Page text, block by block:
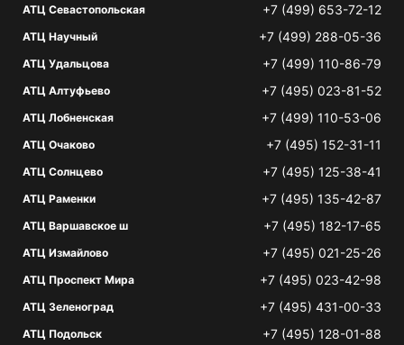
АТЦ Севастопольская +7 (499) 653-72-12
АТЦ Научный +7 (499) 288-05-36
АТЦ Удальцова +7 (499) 110-86-79
АТЦ Алтуфьево +7 (495) 023-81-52
АТЦ Лобненская +7 (499) 110-53-06
АТЦ Очаково +7 (495) 152-31-11
АТЦ Солнцево +7 (495) 125-38-41
АТЦ Раменки +7 (495) 135-42-87
АТЦ Варшавское ш +7 (495) 182-17-65
АТЦ Измайлово +7 (495) 021-25-26
АТЦ Проспект Мира +7 (495) 023-42-98
АТЦ Зеленоград +7 (495) 431-00-33
АТЦ Подольск +7 (495) 128-01-88